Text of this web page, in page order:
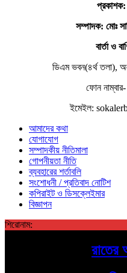
প্রকাশক:
সম্পাদক: মোঃ
বার্তা ও
ডিএম ভবন(৪র্থ তলা),
ফোন
ইমেইল:
আমাদের কথা
যোগাযোগ
সম্পাদকীয় নীতিমালা
গোপনীয়তা নীতি
ব্যবহারের শর্তাবলি
সংশোধনী / প্রতিবাদ নোটিশ
কপিরাইট ও ডিসক্লেইমার
বিজ্ঞাপন
শিরোনাম:
রাতের